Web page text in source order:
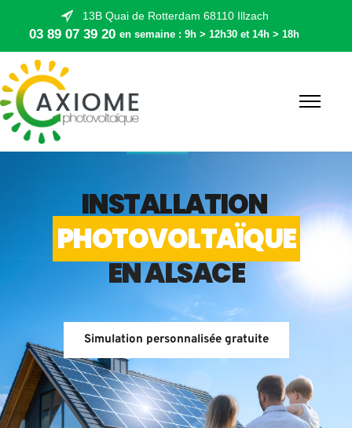
13B Quai de Rotterdam 68110 Illzach
03 89 07 39 20 en semaine : 9h > 12h30 et 14h > 18h
PHOTOVOLTAÏQUE
EN ALSACE
Simulation personnalisée gratuite